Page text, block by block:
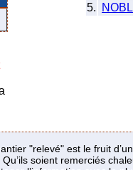
5.
"relevé" est le fruit
Qu’ils soient remerciés